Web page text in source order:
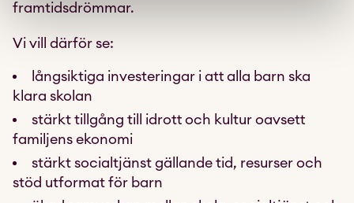
framtidsdrömmar.
Vi vill därför se:
långsiktiga investeringar i att alla barn ska
klara skolan
stärkt tillgång till idrott och kultur oavsett
familjens ekonomi
stärkt socialtjänst gällande tid, resurser och
stöd utformat för barn